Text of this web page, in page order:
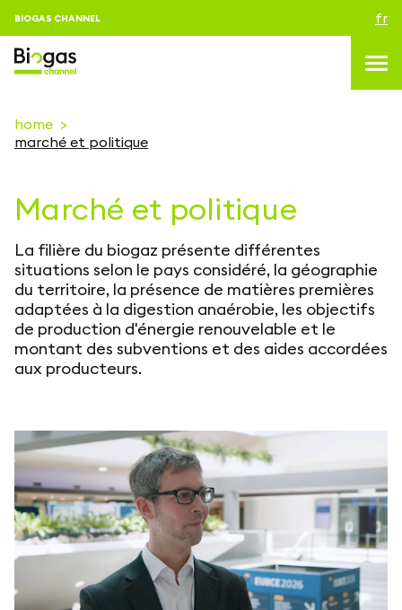
BIOGAS CHANNEL fr
blog & news
About us
Contacts
CONNEXION
suivez-nous sur
netzerotube
home
marché et politique
Marché et politique
La filière du biogaz présente différentes
situations selon le pays considéré, la géographie
du territoire, la présence de matières premières
adaptées à la digestion anaérobie, les objectifs
de production d'énergie renouvelable et le
montant des subventions et des aides accordées
aux producteurs.